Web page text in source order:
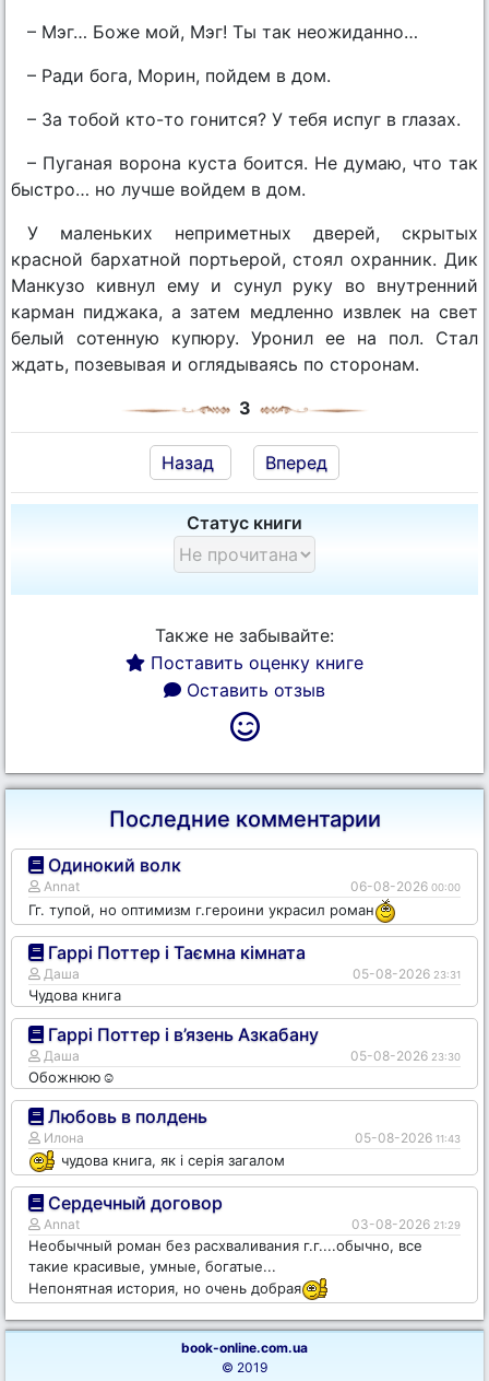
– Мэг… Боже мой, Мэг! Ты так неожиданно…
– Ради бога, Морин, пойдем в дом.
– За тобой кто-то гонится? У тебя испуг в глазах.
– Пуганая ворона куста боится. Не думаю, что так
быстро… но лучше войдем в дом.
У маленьких неприметных дверей, скрытых
красной бархатной портьерой, стоял охранник. Дик
Манкузо кивнул ему и сунул руку во внутренний
карман пиджака, а затем медленно извлек на свет
белый сотенную купюру. Уронил ее на пол. Стал
ждать, позевывая и оглядываясь по сторонам.
3
Назад Вперед
Статус книги
Также не забывайте:
Поставить оценку книге
Оставить отзыв
Последние комментарии
Одинокий волк
Annat 06-08-2026 00:00
Гг. тупой, но оптимизм г.героини украсил роман
Гаррі Поттер і Таємна кімната
Даша 05-08-2026 23:31
Чудова книга
Гаррі Поттер і в’язень Азкабану
Даша 05-08-2026 23:30
Обожнюю☺️
Любовь в полдень
Илона 05-08-2026 11:43
чудова книга, як і серія загалом
Сердечный договор
Annat 03-08-2026 21:29
Необычный роман без расхваливания г.г....обычно, все
такие красивые, умные, богатые...
Непонятная история, но очень добрая
book-online.com.ua
© 2019